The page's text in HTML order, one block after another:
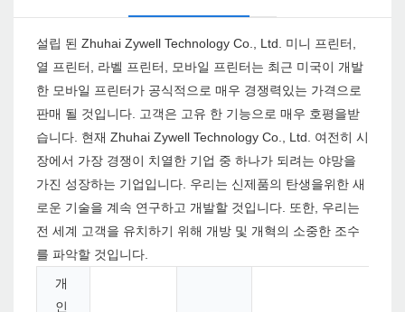
설립 된 Zhuhai Zywell Technology Co., Ltd. 미니 프린터,
열 프린터, 라벨 프린터, 모바일 프린터는 최근 미국이 개발
한 모바일 프린터가 공식적으로 매우 경쟁력있는 가격으로
판매 될 것입니다. 고객은 고유 한 기능으로 매우 호평을받
습니다. 현재 Zhuhai Zywell Technology Co., Ltd. 여전히 시
장에서 가장 경쟁이 치열한 기업 중 하나가 되려는 야망을
가진 성장하는 기업입니다. 우리는 신제품의 탄생을위한 새
로운 기술을 계속 연구하고 개발할 것입니다. 또한, 우리는
전 세계 고객을 유치하기 위해 개방 및 개혁의 소중한 조수
를 파악할 것입니다.
개
인